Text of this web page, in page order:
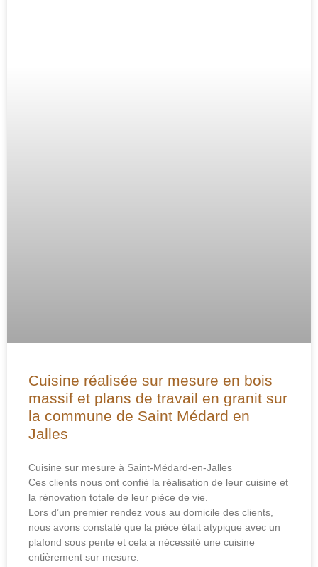
Cuisine réalisée sur mesure en bois
massif et plans de travail en granit sur
la commune de Saint Médard en
Jalles
Cuisine sur mesure à Saint-Médard-en-Jalles
Ces clients nous ont confié la réalisation de leur cuisine et
la rénovation totale de leur pièce de vie.
Lors d’un premier rendez vous au domicile des clients,
nous avons constaté que la pièce était atypique avec un
plafond sous pente et cela a nécessité une cuisine
entièrement sur mesure.